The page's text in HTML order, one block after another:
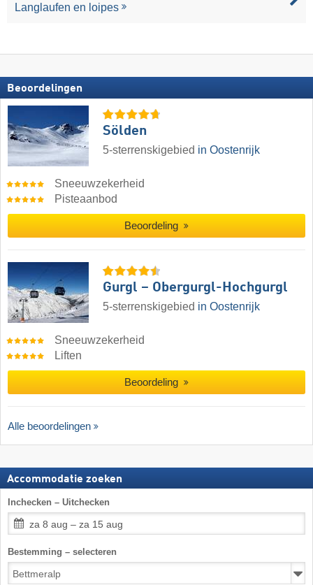
Langlaufen en loipes
Beoordelingen
Sölden
5-sterrenskigebied in Oostenrijk
Sneeuwzekerheid
Pisteaanbod
Beoordeling
Gurgl – Obergurgl-Hochgurgl
5-sterrenskigebied in Oostenrijk
Sneeuwzekerheid
Liften
Beoordeling
Alle beoordelingen
Accommodatie zoeken
Inchecken – Uitchecken
za 8 aug – za 15 aug
Bestemming – selecteren